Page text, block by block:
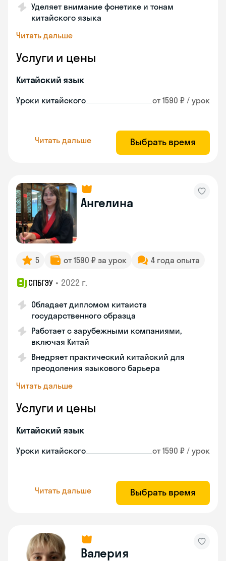
Уделяет внимание фонетике и тонам
китайского языка
Читать дальше
Услуги и цены
Китайский язык
Уроки китайского от 1590 ₽ / урок
Читать дальше Выбрать время
Ангелина
5 от 1590 ₽ за урок 4 года опыта
СПБГЭУ • 2022 г.
Обладает дипломом китаиста
государственного образца
Работает с зарубежными компаниями,
включая Китай
Внедряет практический китайский для
преодоления языкового барьера
Читать дальше
Услуги и цены
Китайский язык
Уроки китайского от 1590 ₽ / урок
Читать дальше Выбрать время
Валерия